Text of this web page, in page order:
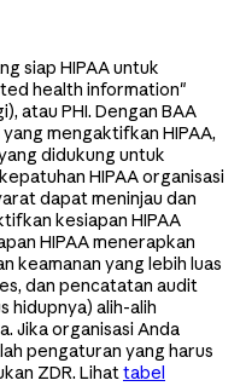
siap HIPAA untuk
health information"
atau PHI. Dengan BAA
mengaktifkan HIPAA,
didukung untuk
HIPAA organisasi
dapat meninjau dan
kesiapan HIPAA
HIPAA menerapkan
keamanan yang lebih luas
dan pencatatan audit
hidupnya) alih-alih
Jika organisasi Anda
pengaturan yang harus
ZDR. Lihattabel